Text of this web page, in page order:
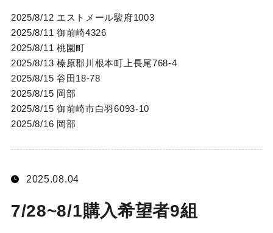
2025/8/12 エストメール駿府1003
2025/8/11 御前崎4326
2025/8/11 桃園町
2025/8/13 榛原郡川根本町上長尾768-4
2025/8/15 谷田18-78
2025/8/15 岡部
2025/8/15 御前崎市白羽6093-10
2025/8/16 岡部
2025.08.04
7/28~8/1購入希望者9組